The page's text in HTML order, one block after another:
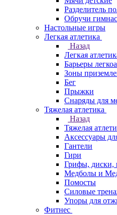
Разделитель
Обручи
Настольные игры
Легкая атлетика
Назад
Легкая
Барьеры
Зоны
Бег
Прыжки
Снаряды для
Тяжелая атлетика
Назад
Тяжелая
Аксессуары
Гантели
Гири
Грифы, диски,
Медболы и
Помосты
Силовые
Упоры для
Фитнес